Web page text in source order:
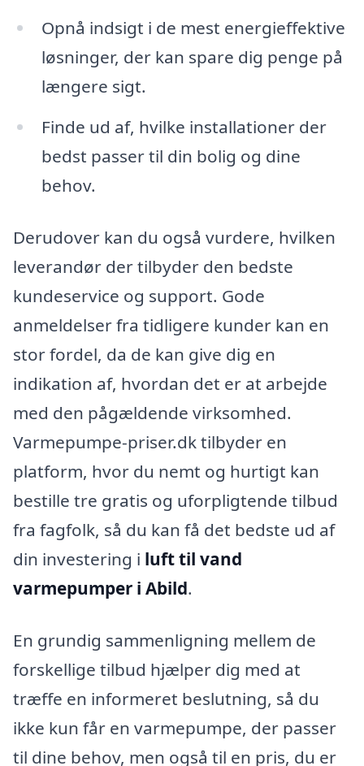
Opnå indsigt i de mest energieffektive
løsninger, der kan spare dig penge på
længere sigt.
Finde ud af, hvilke installationer der
bedst passer til din bolig og dine
behov.
Derudover kan du også vurdere, hvilken
leverandør der tilbyder den bedste
kundeservice og support. Gode
anmeldelser fra tidligere kunder kan en
stor fordel, da de kan give dig en
indikation af, hvordan det er at arbejde
med den pågældende virksomhed.
Varmepumpe-priser.dk tilbyder en
platform, hvor du nemt og hurtigt kan
bestille tre gratis og uforpligtende tilbud
fra fagfolk, så du kan få det bedste ud af
din investering i luft til vand
varmepumper i Abild.
En grundig sammenligning mellem de
forskellige tilbud hjælper dig med at
træffe en informeret beslutning, så du
ikke kun får en varmepumpe, der passer
til dine behov, men også til en pris, du er